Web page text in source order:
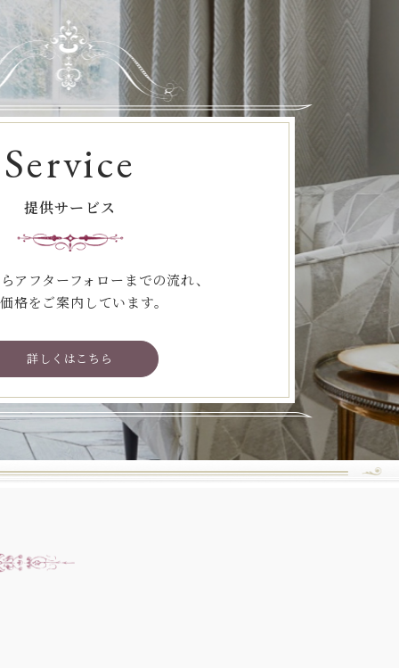
Service
提供サービス
アフターフォローまでの流れ、
格をご案内しています。
詳しくはこちら